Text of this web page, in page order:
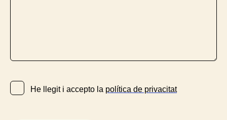
He llegit i accepto la política de privacitat